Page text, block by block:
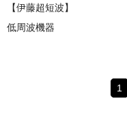
【伊藤超短波】
低周波機器
1